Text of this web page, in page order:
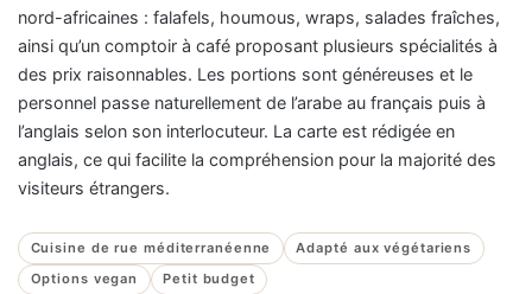
nord-africaines : falafels, houmous, wraps, salades fraîches,
ainsi qu’un comptoir à café proposant plusieurs spécialités à
des prix raisonnables. Les portions sont généreuses et le
personnel passe naturellement de l’arabe au français puis à
l’anglais selon son interlocuteur. La carte est rédigée en
anglais, ce qui facilite la compréhension pour la majorité des
visiteurs étrangers.
Cuisine de rue méditerranéenne
Adapté aux végétariens
Options vegan
Petit budget